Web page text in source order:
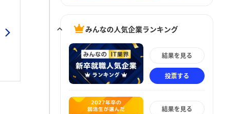
みんなの人気企業ランキング
結果を見る
投票する
結果を見る